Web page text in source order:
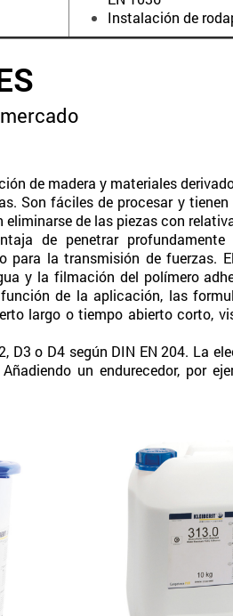
Instalación de
de madera y materiales
Son fáciles de procesar y tienen
de las piezas con
de penetrar
para la transmisión de fuerzas.
y la filmación del polímero
de la aplicación, las
largo o tiempo abierto corto,
D3 o D4 según DIN EN 204. La
un endurecedor, por